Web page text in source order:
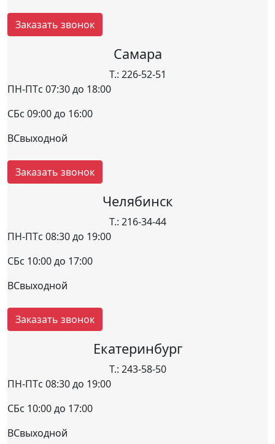
Заказать звонок
Самара
Т.: 226-52-51
ПН-ПТс 07:30 до 18:00
СБс 09:00 до 16:00
ВСвыходной
Заказать звонок
Челябинск
Т.: 216-34-44
ПН-ПТс 08:30 до 19:00
СБс 10:00 до 17:00
ВСвыходной
Заказать звонок
Екатеринбург
Т.: 243-58-50
ПН-ПТс 08:30 до 19:00
СБс 10:00 до 17:00
ВСвыходной